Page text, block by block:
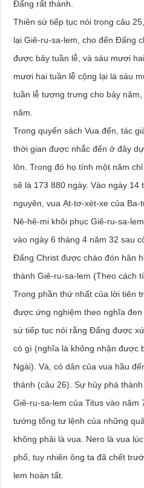
Đấng rất thánh.
Thiên sứ tiếp tục nói trong câu
lại Giê-ru-sa-lem, cho đến Đấng
được bảy tuần lễ, và sáu mươi
mươi hai tuần lễ cộng lại là sáu
tuần lễ tượng trưng cho bảy
năm.
Trong quyển sách Vua đến, tác
thời gian được nhắc đến ở đây
lôn. Trong đó họ tính một năm
sẽ là 173 880 ngày. Vào ngày
nguyên, vua Ạt-tơ-xét-xe của
Nê-hê-mi khôi phục Giê-ru-sa-
vào ngày 6 tháng 4 năm 32 sau
Đấng Christ được chào đón hân
thành Giê-ru-sa-lem (Theo cách
Trong phần thứ nhất của lời tiên
được ứng nghiệm theo nghĩa
sứ tiếp tục nói rằng Đấng được
có gì (nghĩa là không nhận được
Ngài). Và, có dân của vua hầu
thánh (câu 26). Sự hủy phá
Giê-ru-sa-lem của Titus vào năm
tướng tổng tư lệnh của những
không phải là vua. Nero là vua
phố, tuy nhiên ông ta đã chết
lem hoàn tất.